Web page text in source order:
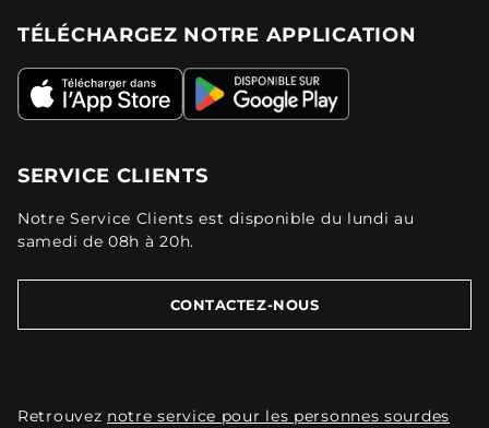
TÉLÉCHARGEZ NOTRE APPLICATION
SERVICE CLIENTS
Notre Service Clients est disponible du lundi au
samedi de 08h à 20h.
CONTACTEZ-NOUS
Retrouvez notre service pour les personnes sourdes